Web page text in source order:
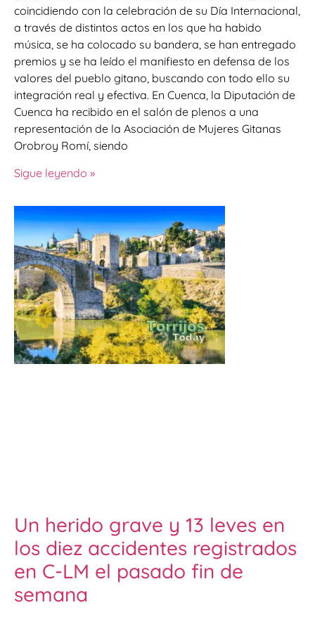
coincidiendo con la celebración de su Día Internacional,
a través de distintos actos en los que ha habido
música, se ha colocado su bandera, se han entregado
premios y se ha leído el manifiesto en defensa de los
valores del pueblo gitano, buscando con todo ello su
integración real y efectiva. En Cuenca, la Diputación de
Cuenca ha recibido en el salón de plenos a una
representación de la Asociación de Mujeres Gitanas
Orobroy Romí, siendo
Sigue leyendo »
Un herido grave y 13 leves en
los diez accidentes registrados
en C-LM el pasado fin de
semana